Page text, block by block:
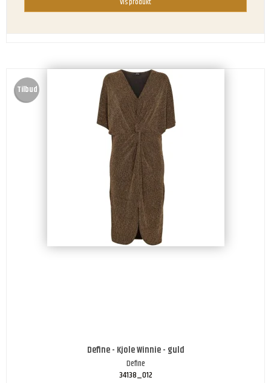
Tilbud
Define - Kjole Winnie - guld
Define
34138_012